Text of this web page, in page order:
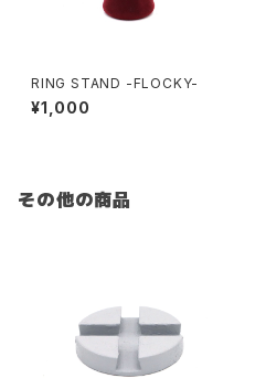
RING STAND -FLOCKY-
¥1,000
その他の商品